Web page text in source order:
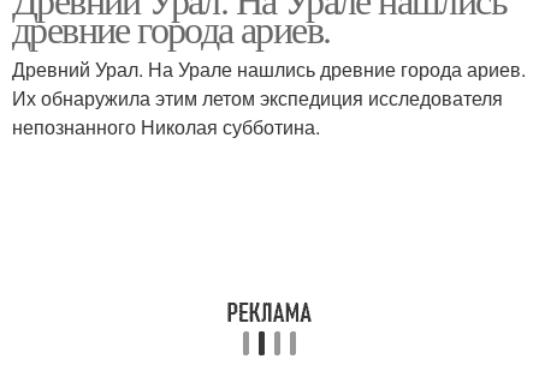
древние города ариев.
Древний Урал. На Урале нашлись древние города ариев.
Их обнаружила этим летом экспедиция исследователя
непознанного Николая субботина.